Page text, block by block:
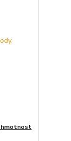
hmotnost